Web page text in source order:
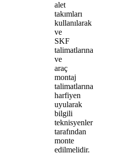
alet
takımları
kullanılarak
ve
SKF
talimatlarına
ve
araç
montaj
talimatlarına
harfiyen
uyularak
bilgili
teknisyenler
tarafından
monte
edilmelidir.